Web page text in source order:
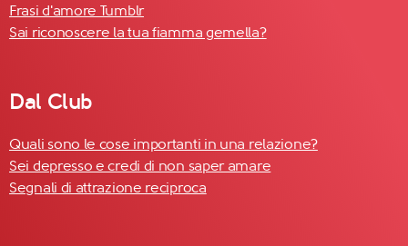
Frasi d'amore Tumblr
Sai riconoscere la tua fiamma gemella?
Dal Club
Quali sono le cose importanti in una relazione?
Sei depresso e credi di non saper amare
Segnali di attrazione reciproca